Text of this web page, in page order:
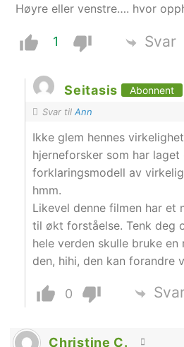
Høyre eller venstre…. hvor
1 Svar
Seitasis Abonnent
Svar tilAnn
Ikke glem hennes
hjerneforsker som har laget
forklaringsmodell av
hmm.
Likevel denne filmen har et
til økt forståelse. Tenk deg
hele verden skulle bruke en
den, hihi, den kan forandre
0
Christine C.